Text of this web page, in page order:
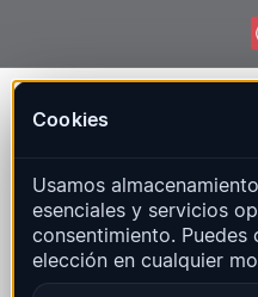
Cookies
Usamos
esenciales y servicios
consentimiento.
elección en cualquier
QuakeMap24
Mapa en vivo,
Abrir mapa histórico